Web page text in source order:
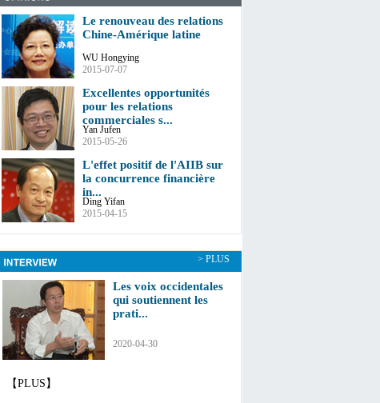
Le renouveau des relations
Chine-Amérique latine
WU Hongying
2015-07-07
Excellentes opportunités
pour les relations
commerciales s...
Yan Jufen
2015-05-26
L'effet positif de l'AIIB sur
la concurrence financière
in...
Ding Yifan
2015-04-15
> PLUS
Les voix occidentales
qui soutiennent les
prati...
2020-04-30
【PLUS】